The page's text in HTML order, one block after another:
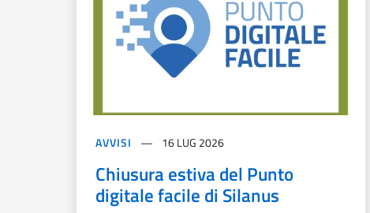
AVVISI 16 LUG 2026
Chiusura estiva del Punto
digitale facile di Silanus